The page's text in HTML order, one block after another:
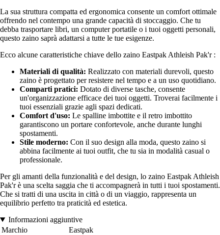
La sua struttura compatta ed ergonomica consente un comfort ottimale
offrendo nel contempo una grande capacità di stoccaggio. Che tu
debba trasportare libri, un computer portatile o i tuoi oggetti personali,
questo zaino saprà adattarsi a tutte le tue esigenze.
Ecco alcune caratteristiche chiave dello zaino Eastpak Athleish Pak'r :
Materiali di qualità: Realizzato con materiali durevoli, questo
zaino è progettato per resistere nel tempo e a un uso quotidiano.
Comparti pratici: Dotato di diverse tasche, consente
un'organizzazione efficace dei tuoi oggetti. Troverai facilmente i
tuoi essenziali grazie agli spazi dedicati.
Comfort d'uso: Le spalline imbottite e il retro imbottito
garantiscono un portare confortevole, anche durante lunghi
spostamenti.
Stile moderno: Con il suo design alla moda, questo zaino si
abbina facilmente ai tuoi outfit, che tu sia in modalità casual o
professionale.
Per gli amanti della funzionalità e del design, lo zaino Eastpak Athleish
Pak'r è una scelta saggia che ti accompagnerà in tutti i tuoi spostamenti.
Che si tratti di una uscita in città o di un viaggio, rappresenta un
equilibrio perfetto tra praticità ed estetica.
Informazioni aggiuntive
Marchio
Eastpak